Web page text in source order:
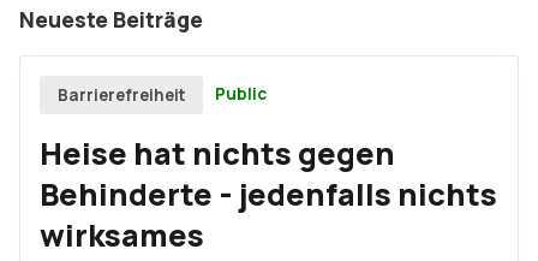
Neueste Beiträge
Barrierefreiheit Public
Heise hat nichts gegen
Behinderte - jedenfalls nichts
wirksames